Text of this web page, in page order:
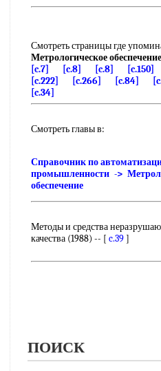
Смотреть страницы где
Метрологическое обеспечение
[c.7]
[c.8] [c.8] [c.150]
[c.222]
[c.266] [c.84]
[c.34]
Смотреть главы в:
Справочник по
промышленности ->
обеспечение
Методы и средства
качества (1988) -- [ c.39]
ПОИСК